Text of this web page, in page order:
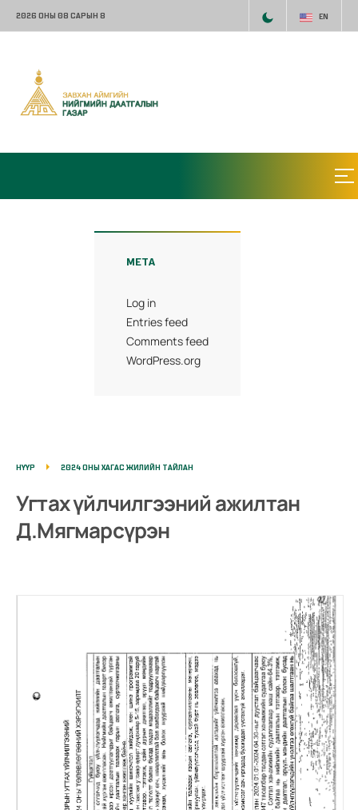
2026 ОНЫ 08 САРЫН 8 EN
META
Log in
Entries feed
Comments feed
WordPress.org
НҮҮР 2024 ОНЫ ХАГАС ЖИЛИЙН ТАЙЛАН
Угтах үйлчилгээний ажилтан
Д.Мягмарсүрэн